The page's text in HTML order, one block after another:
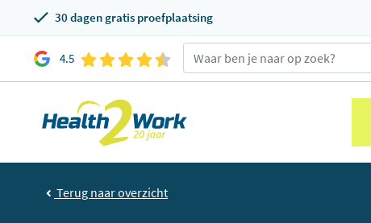
30 dagen gratis proefplaatsing
4.5
Terug naar overzicht